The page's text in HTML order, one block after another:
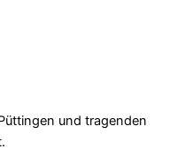
und tragenden